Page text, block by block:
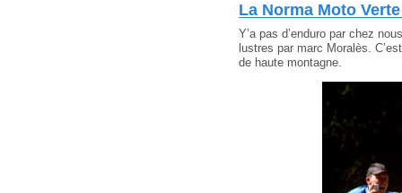
La Norma Moto Verte
Y’a pas d’enduro par chez
lustres par marc Moralès.
de haute montagne.